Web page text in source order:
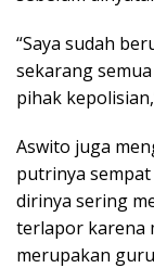
“Saya sudah
sekarang
pihak
Aswito juga
putrinya
dirinya sering
terlapor karena
merupakan